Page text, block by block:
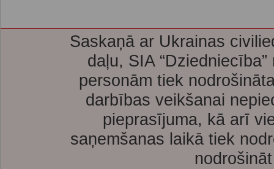
Saskaņā ar Ukrainas
daļu, SIA
personām tiek
darbības veikšanai
pieprasījuma, kā arī
saņemšanas laikā tiek